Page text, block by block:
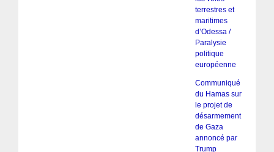
terrestres et
maritimes
d’Odessa /
Paralysie
politique
européenne
Communiqué
du Hamas sur
le projet de
désarmement
de Gaza
annoncé par
Trump